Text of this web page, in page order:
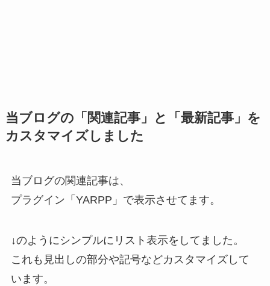
当ブログの「関連記事」と「最新記事」を
カスタマイズしました
当ブログの関連記事は、
プラグイン「YARPP」で表示させてます。
↓のようにシンプルにリスト表示をしてました。
これも見出しの部分や記号などカスタマイズして
います。